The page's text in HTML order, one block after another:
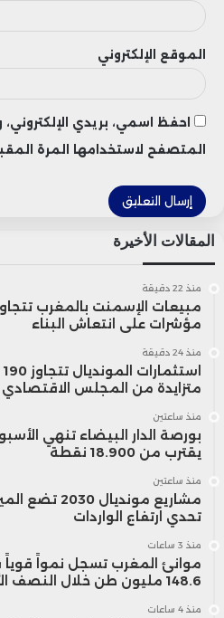
الموقع الإلكتروني
احفظ اسمي، بريدي
المتصفح لاستخدامها المرة
المقالات الأخيرة
منذ 22 دقيقة
مؤشرات على انتعاش البناء
منذ 24 دقيقة
متزايدة من المجلس الاقتصادي
منذ ساعتين
بورصة الدار البيضاء تنهي
يقترب من 18.900 نقطة
منذ ساعتين
مشاريع
تحدي ارتفاع الواردات
منذ 3 ساعات
موانئ المغرب تسجل نمواً قوياً
148.6 مليون طن خلال النصف الأول
منذ 4 ساعات